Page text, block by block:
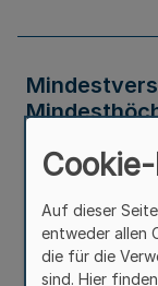
Auf dieser
entweder allen
die für die
sind. Hier